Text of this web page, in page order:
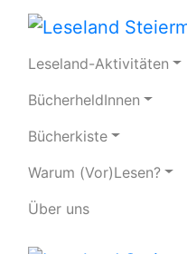
Leseland-Aktivitäten
BücherheldInnen
Bücherkiste
Warum (Vor)Lesen?
Über uns